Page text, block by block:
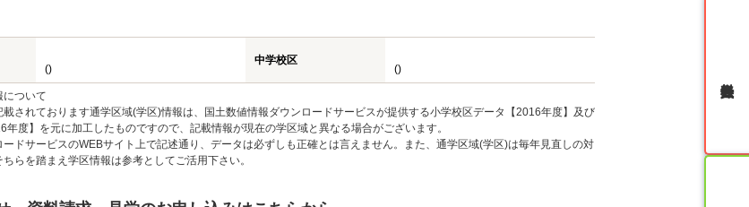
()
中学校区
()
ついて
載されております通学区域(学区)情報は、国土数値情報ダウンロードサービスが提供する小学校区データ【2016年度】及び
年度】を元に加工したものですので、記載情報が現在の学区域と異なる場合がございます。
ードサービスのWEBサイト上で記述通り、データは必ずしも正確とは言えません。また、通学区域(学区)は毎年見直しの対
らを踏まえ学区情報は参考としてご活用下さい。